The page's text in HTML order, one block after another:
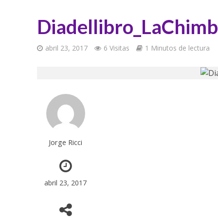
abril 23, 2017 6 Visitas 1 Minutos de lectura
Jorge Ricci
abril 23, 2017